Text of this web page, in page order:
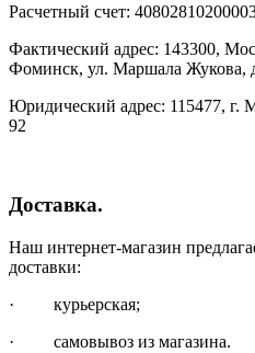
Расчетный счет:
Фактический адрес: 143300,
Фоминск, ул. Маршала Жукова,
Юридический адрес: 115477, г.
92
Доставка.
Наш интернет-магазин
доставки:
· курьерская;
· самовывоз из магазина.